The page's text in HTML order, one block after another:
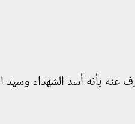
عنه بأنه أسد الشهداء وسيد